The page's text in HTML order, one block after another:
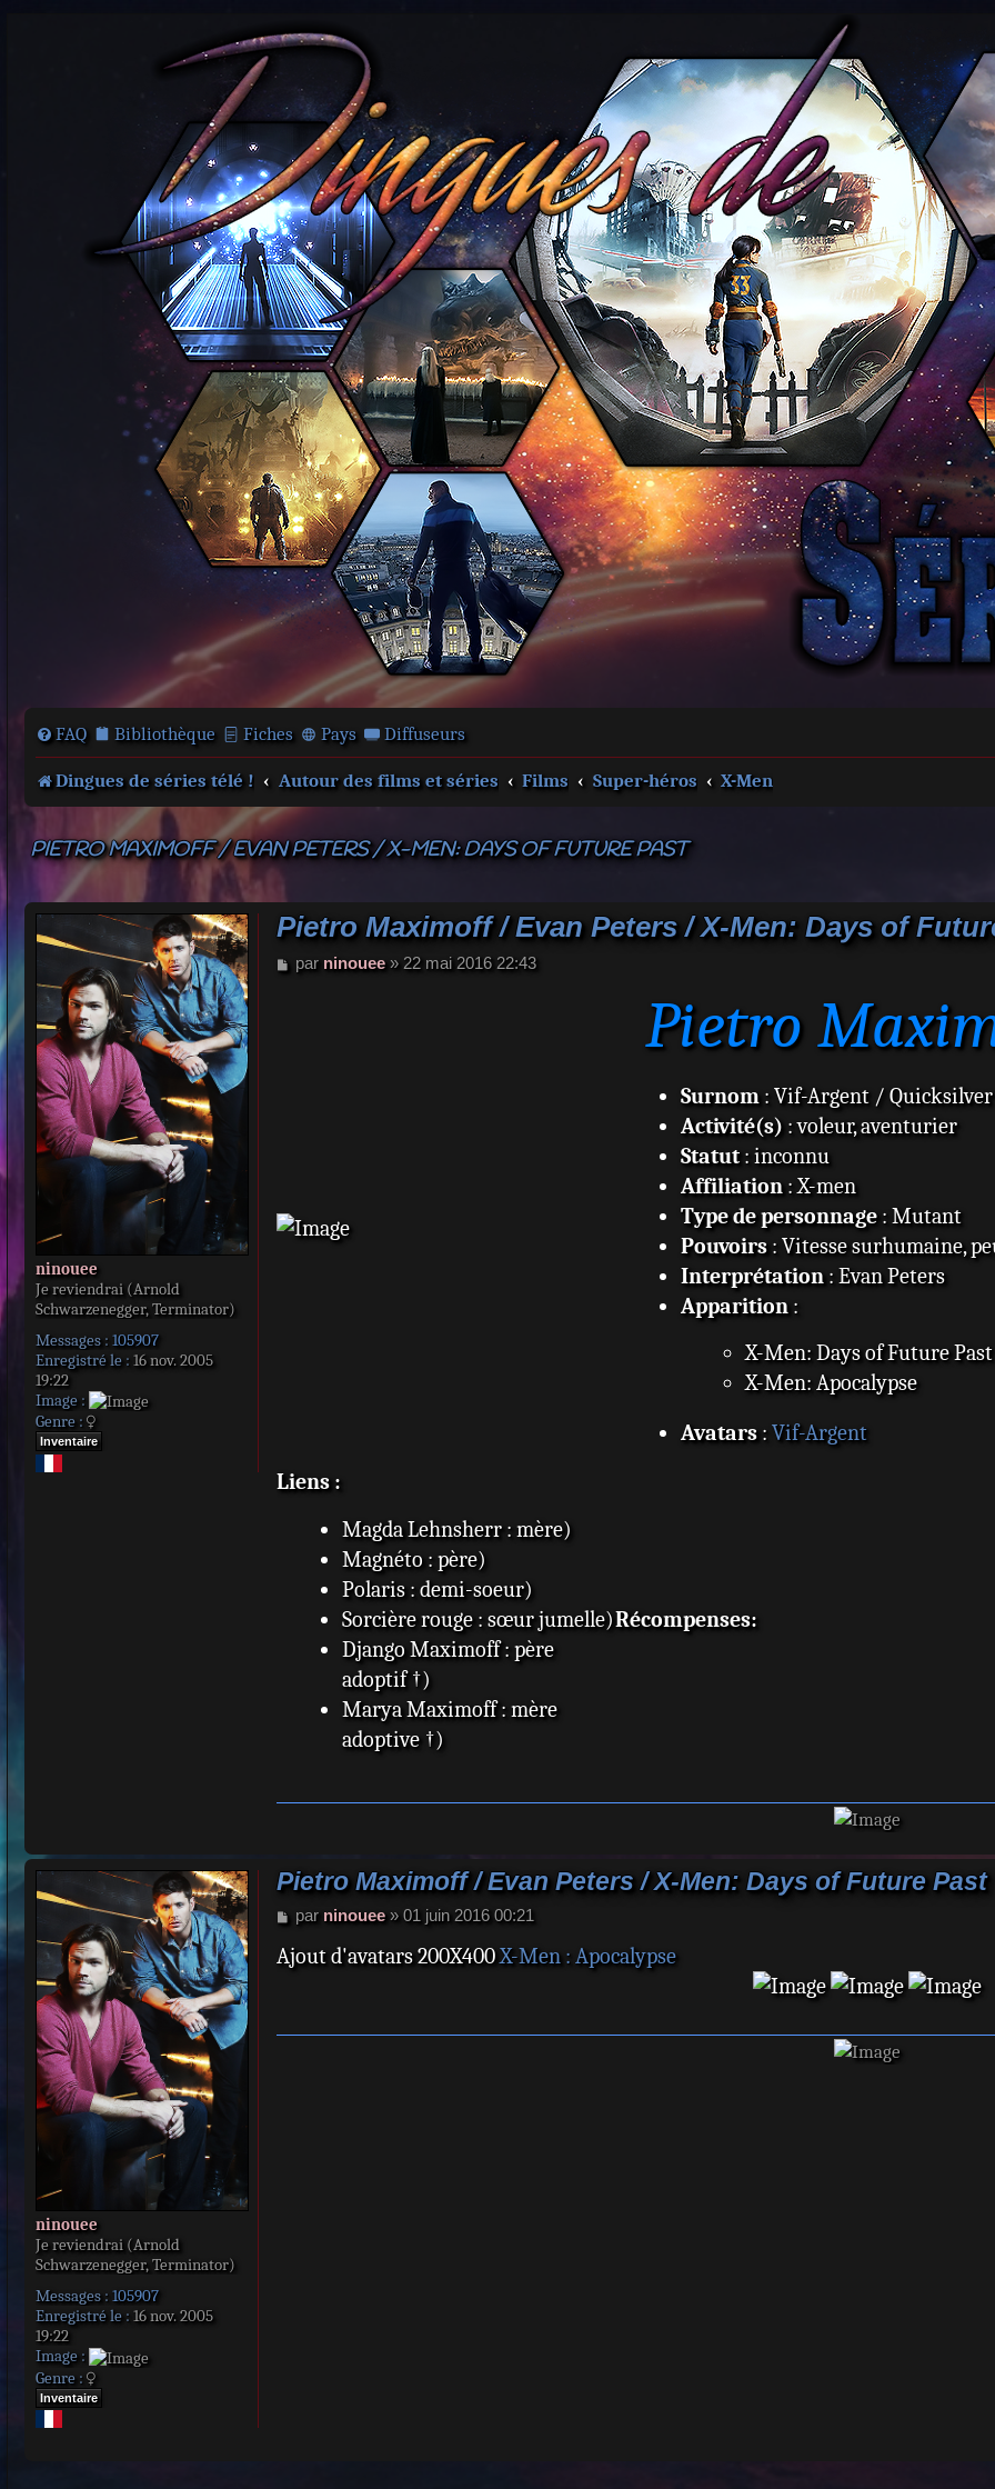
FAQ Bibliothèque Fiches Pays Diffuseurs
Dingues de séries télé ! Autour des films et séries Films Super-héros X-Men
PIETRO MAXIMOFF / EVAN PETERS / X-MEN: DAYS OF FUTURE PAST
ninouee
Je reviendrai (Arnold
Schwarzenegger, Terminator)
Messages : 105907
Enregistré le : 16 nov. 2005
19:22
Image :
Genre :
Inventaire
Pietro Maximoff / Evan Peters / X-Men: Days of
M
par ninouee» 22 mai 2016 22:43
Pietro
Surnom: Vif-Argent / Quicksilver
Activité(s) : voleur, aventurier
Statut: inconnu
Affiliation: X-men
Type de personnage: Mutant
Pouvoirs: Vitesse surhumaine,
Interprétation: Evan Peters
Apparition:
X-Men: Days of Future Past
X-Men: Apocalypse
Avatars: Vif-Argent
Liens :
Magda Lehnsherr : mère)
Magnéto : père)
Polaris : demi-soeur)
Sorcière rouge : sœur jumelle)
Django Maximoff : père
adoptif †)
Marya Maximoff : mère
adoptive †)
Récompenses:
ninouee
Je reviendrai (Arnold
Schwarzenegger, Terminator)
Messages : 105907
Enregistré le : 16 nov. 2005
19:22
Image :
Genre :
Inventaire
Pietro Maximoff / Evan Peters / X-Men: Days of Future Past
M
s
s
e
par ninouee» 01 juin 2016 00:21
Ajout d'avatars 200X400X-Men : Apocalypse